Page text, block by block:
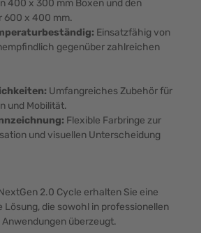
400 x 300 mm Boxen und den
600 x 400 mm.
Einsatzfähig von
gegenüber zahlreichen
Umfangreiches Zubehör für
und Mobilität.
Flexible Farbringe zur
und visuellen Unterscheidung
2.0 Cycle erhalten Sie eine
die sowohl in professionellen
überzeugt.